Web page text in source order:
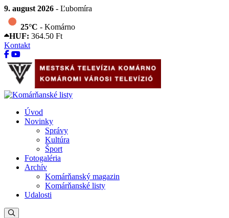
9. august 2026 - Ľubomíra
25°C - Komárno
HUF: 364.50 Ft
Kontakt
Úvod
Novinky
Správy
Kultúra
Šport
Fotogaléria
Archív
Komárňanský magazin
Komárňanské listy
Udalosti